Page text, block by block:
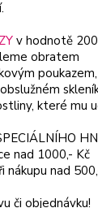
v hodnotě
obratem
které mu
nad 1000,- Kč
nákupu nad
či objednávku!